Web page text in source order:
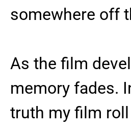
somewhere off
As the film
memory fades.
truth my film